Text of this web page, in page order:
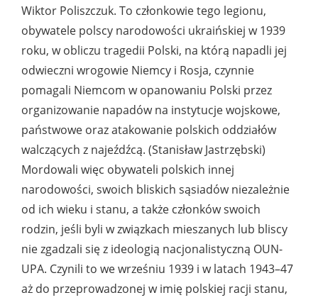
Wiktor Poliszczuk. To członkowie tego legionu,
obywatele polscy narodowości ukraińskiej w 1939
roku, w obliczu tragedii Polski, na którą napadli jej
odwieczni wrogowie Niemcy i Rosja, czynnie
pomagali Niemcom w opanowaniu Polski przez
organizowanie napadów na instytucje wojskowe,
państwowe oraz atakowanie polskich oddziałów
walczących z najeźdźcą. (Stanisław Jastrzębski)
Mordowali więc obywateli polskich innej
narodowości, swoich bliskich sąsiadów niezależnie
od ich wieku i stanu, a także członków swoich
rodzin, jeśli byli w związkach mieszanych lub bliscy
nie zgadzali się z ideologią nacjonalistyczną OUN-
UPA. Czynili to we wrześniu 1939 i w latach 1943–47
aż do przeprowadzonej w imię polskiej racji stanu,